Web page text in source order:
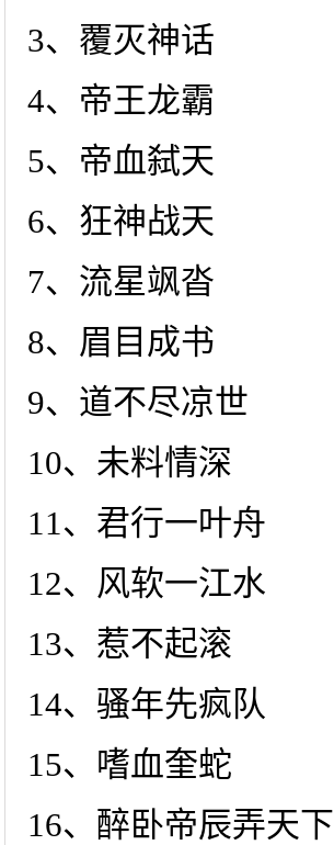
3、覆灭神话
4、帝王龙霸
5、帝血弑天
6、狂神战天
7、流星飒沓
8、眉目成书
9、道不尽凉世
10、未料情深
11、君行一叶舟
12、风软一江水
13、惹不起滚
14、骚年先疯队
15、嗜血奎蛇
16、醉卧帝辰弄天下